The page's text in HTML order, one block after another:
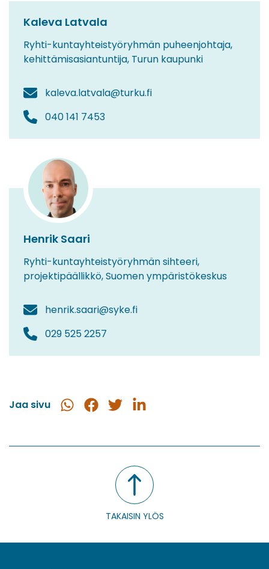
Kaleva Latvala
Ryhti-kuntayhteistyöryhmän puheenjohtaja,
kehittämisasiantuntija, Turun kaupunki
kaleva.latvala@turku.fi
040 141 7453
Henrik Saari
Ryhti-kuntayhteistyöryhmän sihteeri,
projektipäällikkö, Suomen ympäristökeskus
henrik.saari@syke.fi
029 525 2257
Jaa sivu
Jaa
Jaa
Jaa
Jaa
TAKAISIN YLÖS